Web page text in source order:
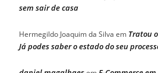
sem sair de casa
Hermegildo Joaquim da Silva em Tratou
Já podes saber o estado do seu